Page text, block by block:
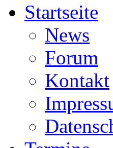
Startseite
News
Forum
Kontakt